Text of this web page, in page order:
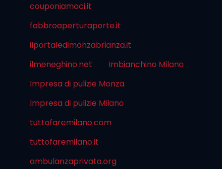
couponiamoci.it
fabbroaperturaporte.it
ilportaledimonzabrianza.it
ilmeneghino.net
Imbianchino Milano
Impresa di pulizie Monza
Impresa di pulizie Milano
tuttofaremilano.com
tuttofaremilano.it
ambulanzaprivata.org